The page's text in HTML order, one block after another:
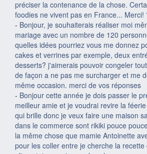
préciser la contenance de la chose.
foodies ne vivent pas en France... Merci!
- Bonjour, je souhaiterais réaliser moi
mariage avec un nombre de 120
quelles idées pourriez vous me donnez
cakes et verrines par exemple, deux
desserts? j'aimerais pouvoir congeler
de façon a ne pas me surcharger et me
même occasion. merci de vos réponses
- Bonjour cette année je dois passer le
meilleur amie et je voudrai revire la
qui brille donc je veux faire une maison
dans le commerce sont rikiki pouce
la même chose que mamie Antoinette
pour les coller entre je cherche la recette